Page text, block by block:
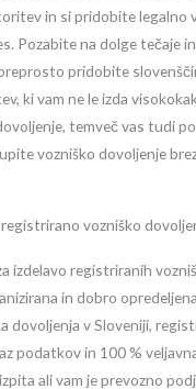
in si pridobite legalno
Pozabite na dolge tečaje
pridobite
ki vam ne le izda
temveč vas tudi
vozniško dovoljenje
vozniško
izdelavo registriranih
in dobro
dovoljenja v Sloveniji,
podatkov in 100 %
ali vam je prevozno